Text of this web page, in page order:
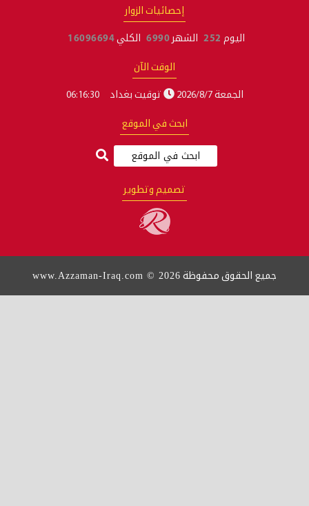
6990 الكلي 16096694
توقيت بغداد 06:16:30
محفوظةwww.Azzaman-Iraq.com © 2026